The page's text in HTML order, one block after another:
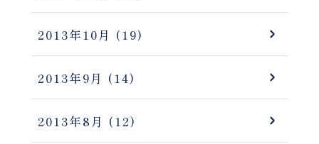
2013年10月 (19)
2013年9月 (14)
2013年8月 (12)